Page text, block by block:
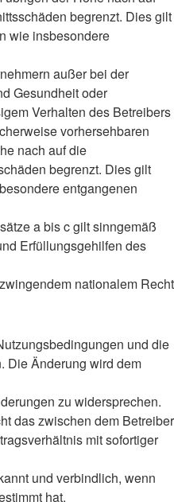
begrenzt. Dies gilt
wie insbesondere
außer bei der
Gesundheit oder
Verhalten des Betreibers
vorhersehbaren
nach auf die
begrenzt. Dies gilt
entgangenen
a bis c gilt sinngemäß
Erfüllungsgehilfen des
nationalem Recht
und die
Die Änderung wird dem
zu widersprechen.
das zwischen dem Betreiber
mit sofortiger
und verbindlich, wenn
hat.